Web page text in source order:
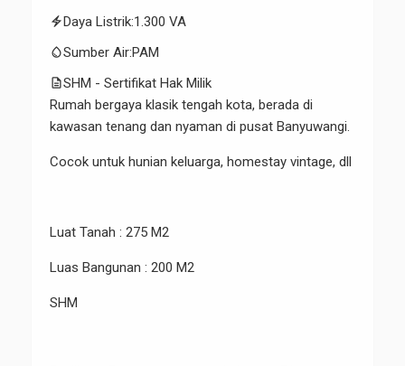
electric_boltDaya Listrik:1.300 VA
water_dropSumber Air:PAM
descriptionSHM - Sertifikat Hak Milik
Rumah bergaya klasik tengah kota, berada di
kawasan tenang dan nyaman di pusat Banyuwangi.
Cocok untuk hunian keluarga, homestay vintage, dll
Luat Tanah : 275 M2
Luas Bangunan : 200 M2
SHM